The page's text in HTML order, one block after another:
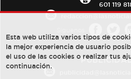
601 119
Esta web utiliza varios tipos de
la mejor experiencia de usuario
el uso de las cookies o realizar tus
continuación.